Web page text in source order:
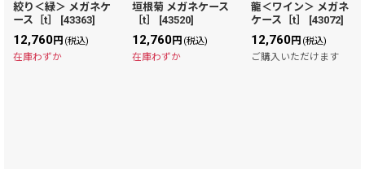
絞り＜緑＞ メガネケ
ース［t］
[43363]
12,760円 (税込)
在庫わずか
垣根菊 メガネケース
［t］
[43520]
12,760円 (税込)
在庫わずか
龍＜ワイン＞ メガネ
ケース［t］
[43072]
12,760円 (税込)
ご購入いただけます